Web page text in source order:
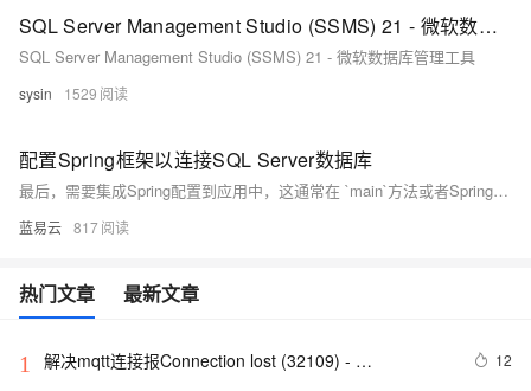
SQL Server Management Studio (SSMS) 21 - 微软数据库管理工具
SQL Server Management Studio (SSMS) 21 - 微软数据库管理工具
sysin 1529
配置Spring框架以连接SQL Server数据库
最后，需要集成Spring配置到应用中，这通常在 `main`方法或者Spring Boot的应用配置类中通过加载XML配置或使用注解来实现。
蓝易云 817
热门文章 最新文章
1
解决mqtt连接报Connection lost (32109) -
12